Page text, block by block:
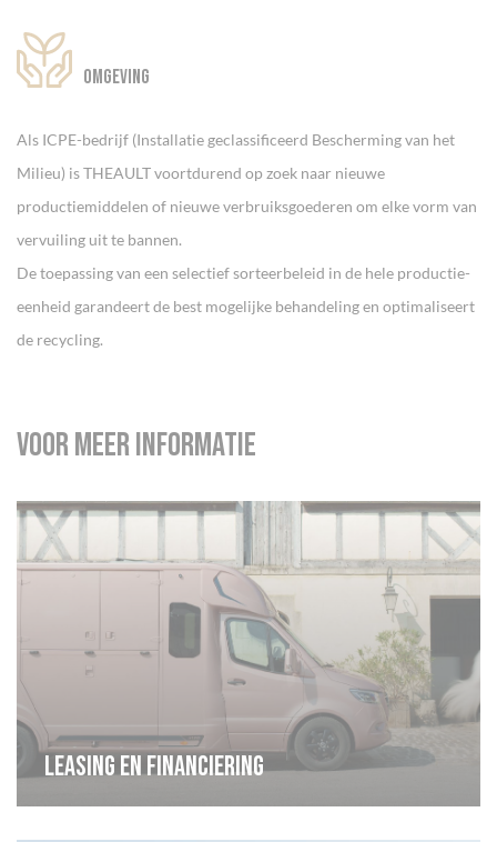
Omgeving
Als ICPE-bedrijf (Installatie geclassificeerd Bescherming van het
Milieu) is THEAULT voortdurend op zoek naar nieuwe
productiemiddelen of nieuwe verbruiksgoederen om elke vorm van
vervuiling uit te bannen.
De toepassing van een selectief sorteerbeleid in de hele productie-
eenheid garandeert de best mogelijke behandeling en optimaliseert
de recycling.
Voor meer informatie
Leasing en financiering